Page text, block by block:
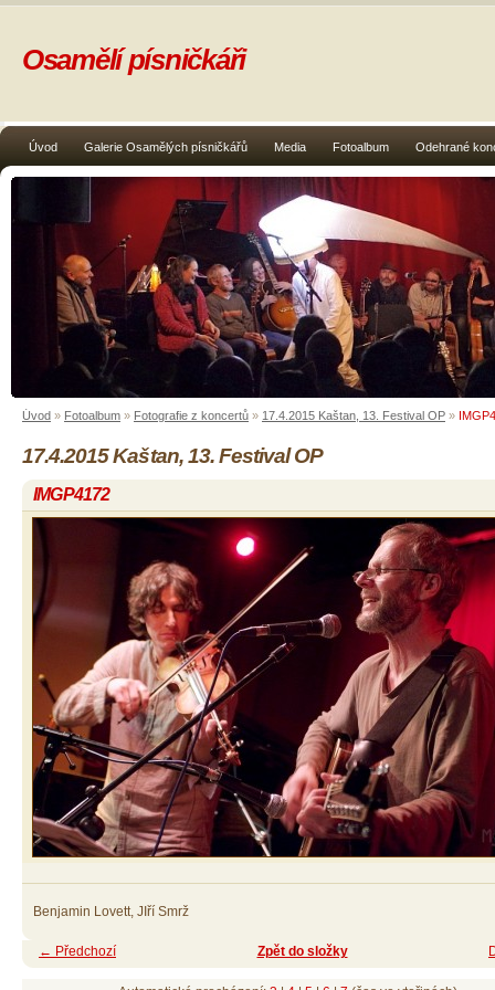
Úvod Galerie Osamělých písničkářů Media Fotoalbum Odehrané
Osamělí písničkáři
Úvod » Fotoalbum » Fotografie z koncertů » 17.4.2015 Kaštan, 13. Festival OP »
17.4.2015 Kaštan, 13. Festival OP
IMGP4172
Benjamin Lovett, JIří Smrž
← Předchozí Zpět do složky